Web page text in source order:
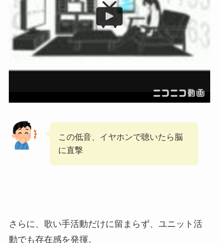
この低音、イヤホンで聴いたら脳
に直撃
さらに、歌い手活動だけに留まらず、ユニット活
動でも存在感を発揮。